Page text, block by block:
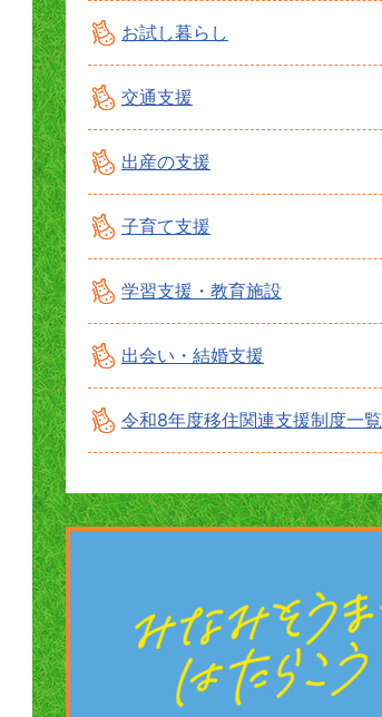
お試し暮らし
交通支援
出産の支援
子育て支援
学習支援・教育施設
出会い・結婚支援
令和8年度移住関連支援制度一覧